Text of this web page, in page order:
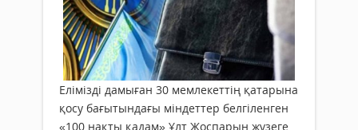
Елімізді дамыған 30 мемлекеттің қатарына
қосу бағытындағы мін­деттер белгіленген
«100 нақты қа­дам» Ұлт Жоспарын жүзеге